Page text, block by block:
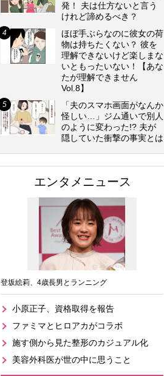
発！ 夫は仕方ないと言う
けれど諦めるべき？
ほぼ手ぶらなのに彼女の荷
物は持ちたくない？ 彼を
理解できないけど楽しまな
いともったいない！【あな
たが理解できません
Vol.8】
「夫のスマホ画面がなんか
怪しい…」ジム通いで別人
のように変わった!? 夫が
隠していた衝撃の事実とは
エンタメニュース
登坂絵莉、4歳長男とランニング
小原正子、資格取得を報告
ファミマとヒロアカがコラボ
施す側から見た整形のカジュアル化
美容外科医が世の中に思うこと